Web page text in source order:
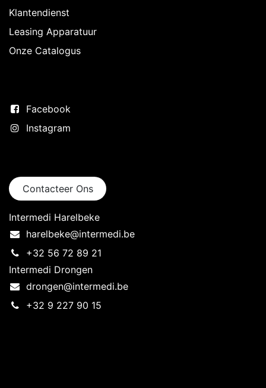
Klantendienst
Leasing Apparatuur
Onze Catalogus
Facebook
Instagram
Contacteer Ons
Intermedi Harelbeke
harelbeke@intermedi.be
+32 56 72 89 21
Intermedi Drongen
drongen@intermedi.be
+32 9 227 90 15